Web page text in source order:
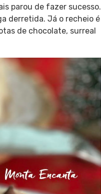
parou de fazer sucesso.
derretida. Já o recheio é
de chocolate, surreal